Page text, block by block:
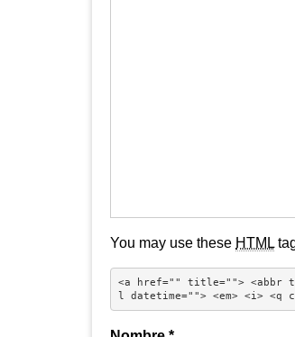
You may use these HTML
<a href="" title=""> <abbr
l datetime=""> <em> <i> <q